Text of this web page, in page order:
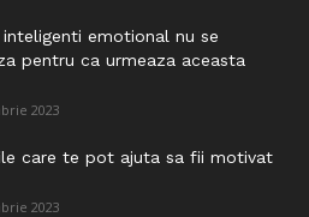
inteligenti emotional nu se
pentru ca urmeaza aceasta
2023
care te pot ajuta sa fii motivat
2023